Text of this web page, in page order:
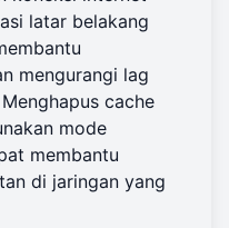
latar belakang
mengurangi lag
cache
mode
membantu
di jaringan yang